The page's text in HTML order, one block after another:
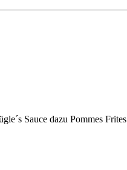
Sauce dazu Pommes Frites